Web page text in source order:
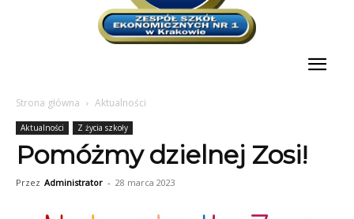
Strona główna Aktualności
Aktualności Z życia szkoły
Pomóżmy dzielnej Zosi!
Przez Administrator - 28 marca 2023